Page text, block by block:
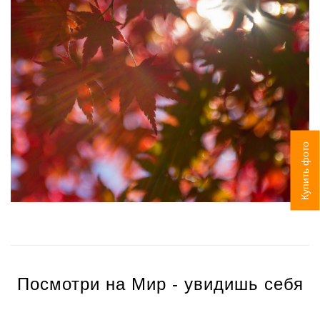
Посмотри на Мир - увидишь себя
Купить фото